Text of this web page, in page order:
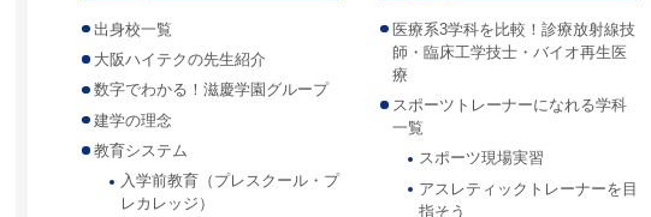
出身校一覧
大阪ハイテクの先生紹介
数字でわかる！滋慶学園グループ
建学の理念
教育システム
入学前教育（プレスクール・プ
レカレッジ）
医療系3学科を比較！診療放射線技
師・臨床工学技士・バイオ再生医
療
スポーツトレーナーになれる学科
一覧
スポーツ現場実習
アスレティックトレーナーを目
指そう